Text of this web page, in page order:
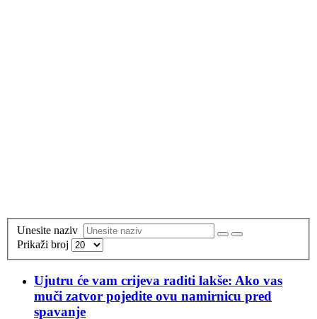
Unesite naziv
Prikaži broj
Ujutru će vam crijeva raditi lakše: Ako vas
muči zatvor pojedite ovu namirnicu pred
spavanje